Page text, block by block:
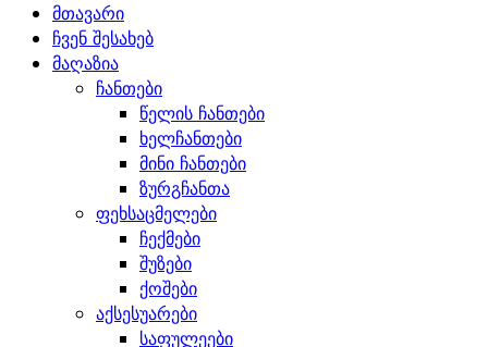
მთავარი
ჩვენ შესახებ
მაღაზია
ჩანთები
წელის ჩანთები
ხელჩანთები
მინი ჩანთები
ზურგჩანთა
ფეხსაცმელები
ჩექმები
შუზები
ქოშები
აქსესუარები
საფულეები